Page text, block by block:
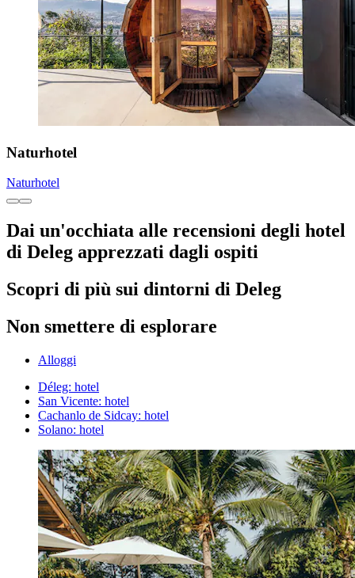
Naturhotel
Naturhotel
Dai un'occhiata alle recensioni degli hotel
di Deleg apprezzati dagli ospiti
Scopri di più sui dintorni di Deleg
Non smettere di esplorare
Alloggi
Déleg: hotel
San Vicente: hotel
Cachanlo de Sidcay: hotel
Solano: hotel